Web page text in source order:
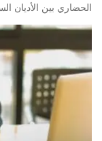
الحضاري بين الأديان